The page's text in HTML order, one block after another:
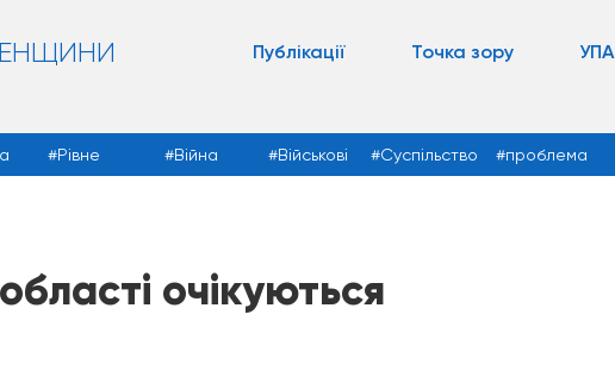
Публікації Точка зору УПА
Рівне Війна Військові Суспільство проблема
очікуються